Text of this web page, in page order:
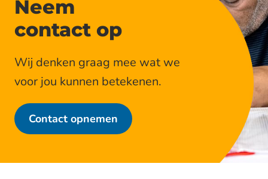
Neem
contact op
Wij denken graag mee wat we
voor jou kunnen betekenen.
Contact opnemen